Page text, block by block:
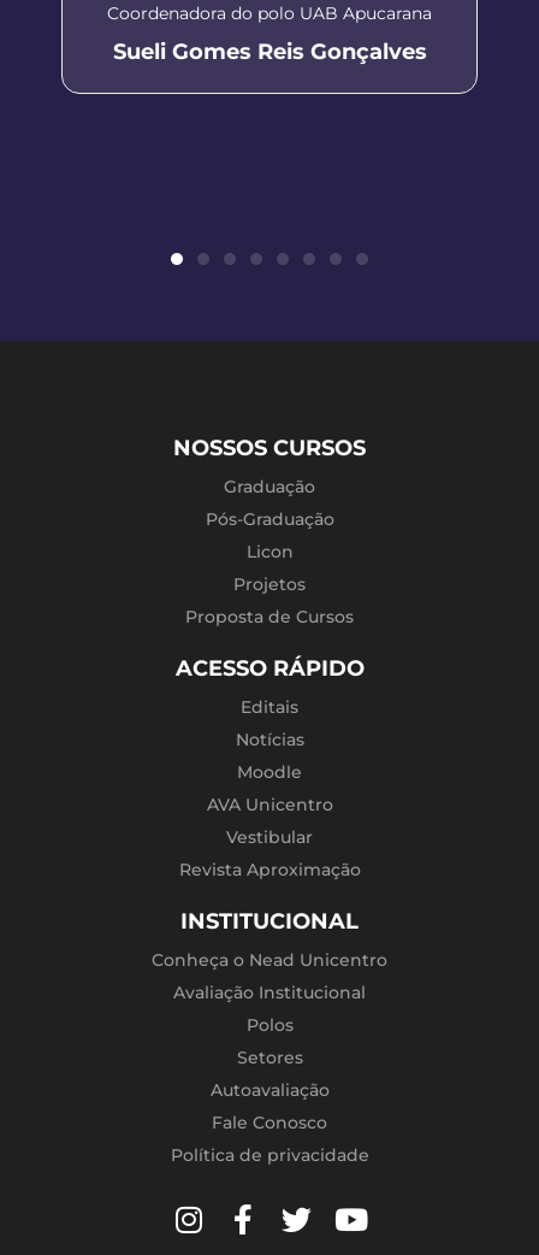
Coordenadora do polo UAB Apucarana
Sueli Gomes Reis Gonçalves
NOSSOS CURSOS
Graduação
Pós-Graduação
Licon
Projetos
Proposta de Cursos
ACESSO RÁPIDO
Editais
Notícias
Moodle
AVA Unicentro
Vestibular
Revista Aproximação
INSTITUCIONAL
Conheça o Nead Unicentro
Avaliação Institucional
Polos
Setores
Autoavaliação
Fale Conosco
Política de privacidade